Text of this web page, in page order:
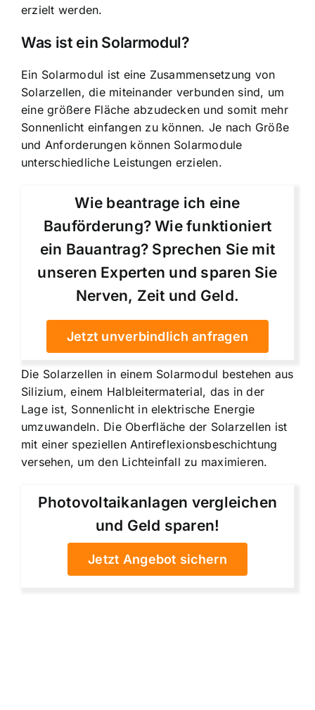
erzielt werden.
Was ist ein Solarmodul?
Ein Solarmodul ist eine Zusammensetzung von
Solarzellen, die miteinander verbunden sind, um
eine größere Fläche abzudecken und somit mehr
Sonnenlicht einfangen zu können. Je nach Größe
und Anforderungen können Solarmodule
unterschiedliche Leistungen erzielen.
Wie beantrage ich eine
Bauförderung? Wie funktioniert
ein Bauantrag? Sprechen Sie mit
unseren Experten und sparen Sie
Nerven, Zeit und Geld.
Jetzt unverbindlich anfragen
Die Solarzellen in einem Solarmodul bestehen aus
Silizium, einem Halbleitermaterial, das in der
Lage ist, Sonnenlicht in elektrische Energie
umzuwandeln. Die Oberfläche der Solarzellen ist
mit einer speziellen Antireflexionsbeschichtung
versehen, um den Lichteinfall zu maximieren.
Photovoltaikanlagen vergleichen
und Geld sparen!
Jetzt Angebot sichern